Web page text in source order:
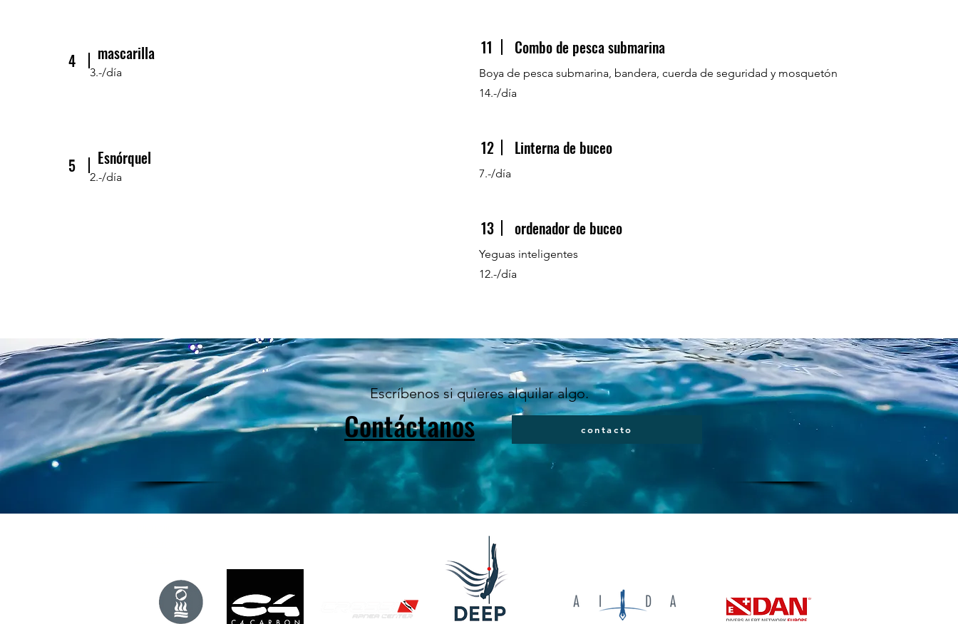
4 mascarilla
3.-/día
5 Esnórquel
2.-/día
11 Combo de pesca submarina
Boya de pesca submarina, bandera, cuerda de seguridad y mosquetón
14.-/día
12 Linterna de buceo
7.-/día
13 ordenador de buceo
Yeguas inteligentes
12.-/día
Contáctanos
Escríbenos si quieres alquilar algo.
contacto